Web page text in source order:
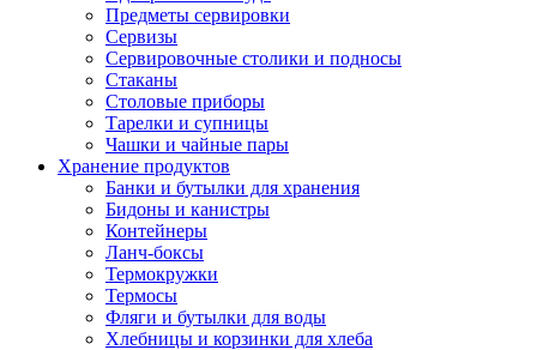
Предметы сервировки
Сервизы
Сервировочные столики и подносы
Стаканы
Столовые приборы
Тарелки и супницы
Чашки и чайные пары
Хранение продуктов
Банки и бутылки для хранения
Бидоны и канистры
Контейнеры
Ланч-боксы
Термокружки
Термосы
Фляги и бутылки для воды
Хлебницы и корзинки для хлеба